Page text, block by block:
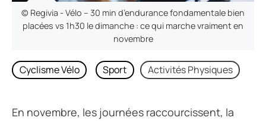
© Regivia - Vélo – 30 min d’endurance fondamentale bien
placées vs 1h30 le dimanche : ce qui marche vraiment en
novembre
Cyclisme Vélo Sport Activités Physiques
En novembre, les journées raccourcissent, la